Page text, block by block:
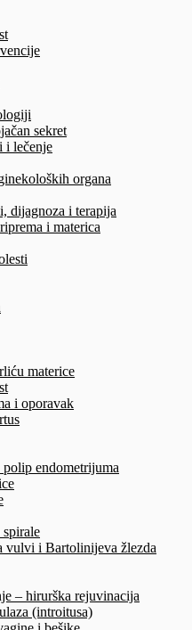
sekret
i lečenje
organa
dijagnoza i terapija
i materica
materice
i oporavak
endometrijuma
vulvi i Bartolinijeva žlezda
– hirurška rejuvinacija
(introitusa)